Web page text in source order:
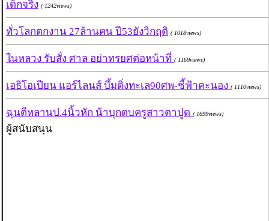
เด็กจริง ( 1242views)
ทั่วโลกตกงาน 27ล้านคน ปี53ยังวิกฤติ ( 1018views)
ในหลวง รับสั่ง ศาล อย่าทรยศต่อหน้าที่ ( 1169views)
เอธิโอเปียน แอร์ไลนส์ บึ้มดิ่งทะเล90ศพ-ชี้ฟ้าคะนอง ( 1110views)
ฉุนตีหลานป.4นิ้วหัก น้าบุกตบครูสาวตาปูด ( 1699views)
ผู้สนับสนุน